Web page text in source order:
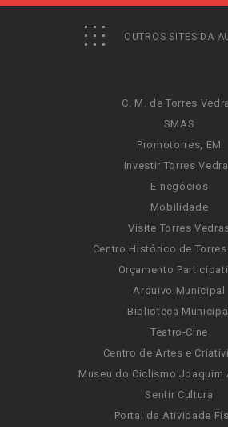
OUTROS SITES DA
C. M. de Torres
SMAS
Promotorres, EM
Investir Torres
E-negócios
Mobilidade
Visite Torres
Centro Histórico de
Orçamento
Arquivo Municipal
Biblioteca Municipal
Teatro-Cine
Centro de Artes e
Museu do Ciclismo Joaquim
Sentir Cultura
Portal da Atividade